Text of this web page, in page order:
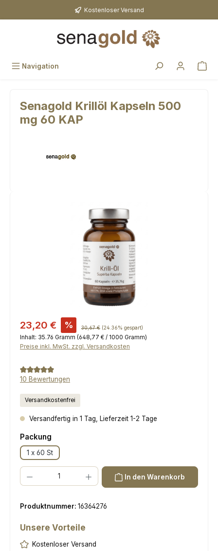
Zum Hauptinhalt springenKostenloser Versand
Navigation
Senagold Krillöl Kapseln 500
mg 60 KAP
Verkaufspreis:
23,20 € % Regulärer Preis:
30,67 € (24.36% gespart)
Inhalt: 35.76 Gramm (648,77 € / 1000 Gramm)
Preise inkl. MwSt. zzgl. Versandkosten
Durchschnittliche Bewertung von 5 von 5 Sternen
10 Bewertungen
Versandkostenfrei
Versandfertig in 1 Tag, Lieferzeit 1-2 Tage
Packung
1 x 60 St
Produkt Anzahl: Gib den gewünschten Wert ein oder benutze die
In den Warenkorb
Produktnummer: 16364276
Unsere Vorteile
Kostenloser Versand